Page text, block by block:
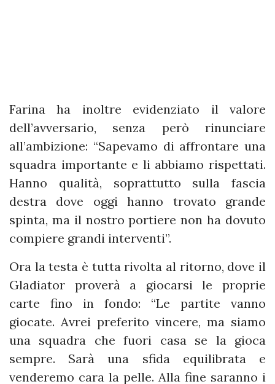
Farina ha inoltre evidenziato il valore
dell’avversario, senza però rinunciare
all’ambizione: “Sapevamo di affrontare una
squadra importante e li abbiamo rispettati.
Hanno qualità, soprattutto sulla fascia
destra dove oggi hanno trovato grande
spinta, ma il nostro portiere non ha dovuto
compiere grandi interventi”.
Ora la testa è tutta rivolta al ritorno, dove il
Gladiator proverà a giocarsi le proprie
carte fino in fondo: “Le partite vanno
giocate. Avrei preferito vincere, ma siamo
una squadra che fuori casa se la gioca
sempre. Sarà una sfida equilibrata e
venderemo cara la pelle. Alla fine saranno i